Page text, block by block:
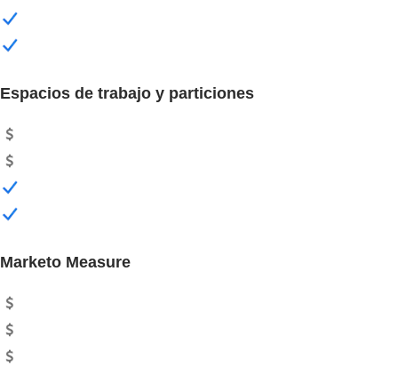
Espacios de trabajo y particiones
Marketo Measure​